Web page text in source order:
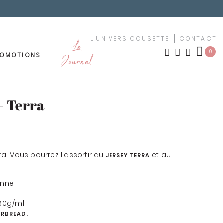
Le
Journal
L'UNIVERS COUSETTE CONTACT
0
Terra
Vous pourrez l'assortir au JERSEY TERRA et au
ml